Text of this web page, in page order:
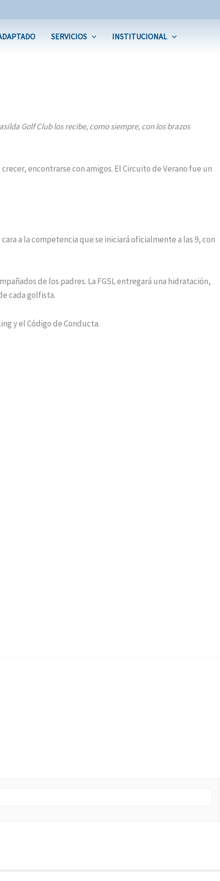
SERVICIOS INSTITUCIONAL
Golf Club los recibe, como siempre, con los brazos
encontrarse con amigos. El Circuito de Verano fue un
a la competencia que se iniciará oficialmente a las 9, con
de los padres. La FGSL entregará una hidratación,
cada golfista.
y el Código de Conducta.